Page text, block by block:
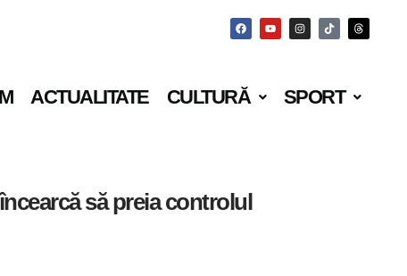
ACTUALITATE CULTURĂ SPORT
să preia controlul